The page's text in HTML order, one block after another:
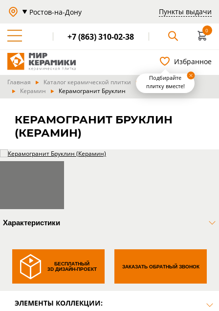
Ростов-на-Дону Пункты выдачи
+7 (863) 310-02-38
0
Избранное
Подбирайте
плитку вместе!
Главная Каталог керамической плитки
Производители
Керамин
Керамогранит Бруклин
КЕРАМОГРАНИТ БРУКЛИН
(КЕРАМИН)
Характеристики
БЕСПЛАТНЫЙ
3D ДИЗАЙН-ПРОЕКТ
ЗАКАЗАТЬ ОБРАТНЫЙ ЗВОНОК
ЭЛЕМЕНТЫ КОЛЛЕКЦИИ: